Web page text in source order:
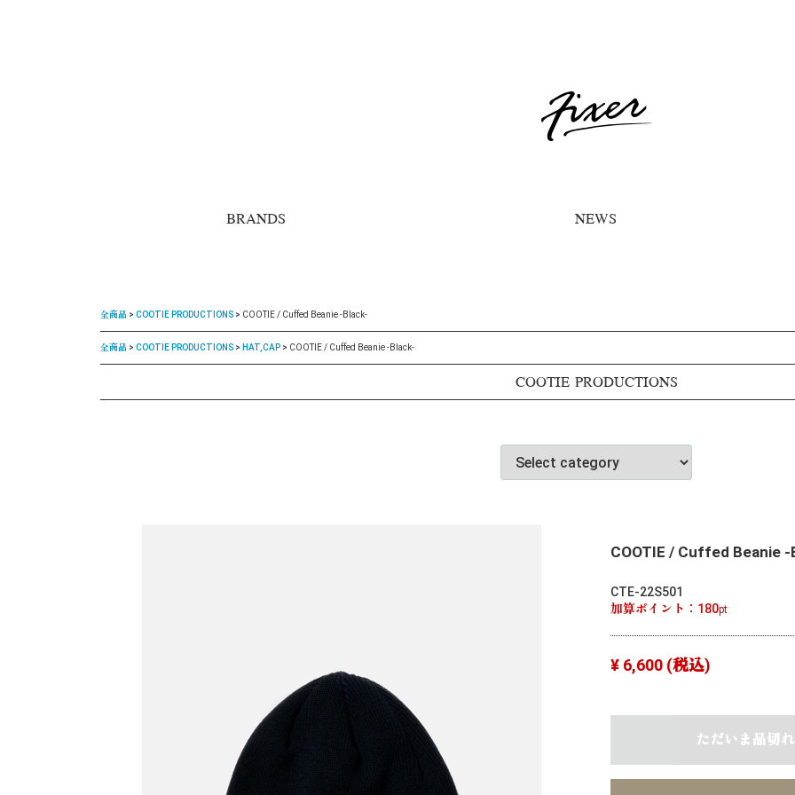
BRANDS NEWS
全商品 COOTIE PRODUCTIONS COOTIE / Cuffed Beanie -Black-
全商品 COOTIE PRODUCTIONS HAT,CAP COOTIE / Cuffed Beanie -Black-
COOTIE PRODUCTIONS
COOTIE / Cuffed Beanie -
CTE-22S501
加算ポイント： 180pt
¥ 6,600 (税込)
ただいま品切